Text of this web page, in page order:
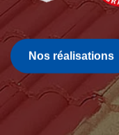
Nos réalisations